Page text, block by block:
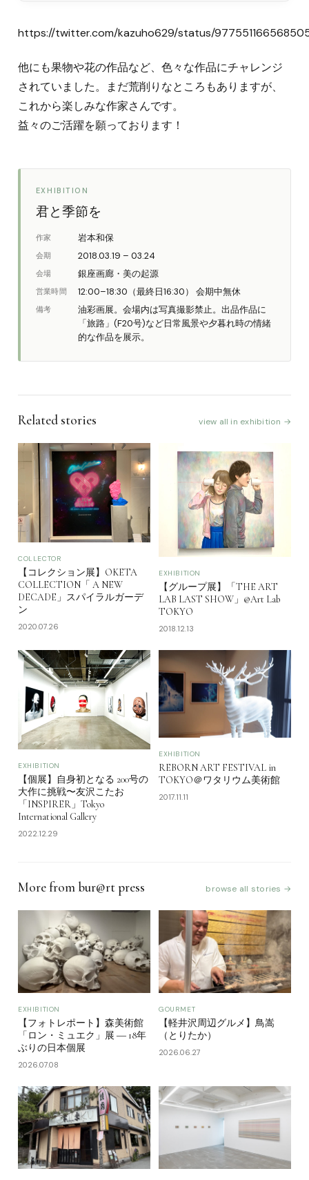
https://twitter.com/kazuho629/status/
他にも果物や花の作品など、色々な作品にチャレンジ
されていました。まだ荒削りなところもありますが、
これから楽しみな作家さんです。
益々のご活躍を願っております！
EXHIBITION
君と季節を
作家 岩本和保
会期 2018.03.19 – 03.24
会場 銀座画廊・美の起源
営業時間 12:00–18:30（最終日16:30） 会期中無休
備考
油彩画展。会場内は写真撮影禁止。出品作品に
「旅路」(F20号)など日常風景や夕暮れ時の情緒
的な作品を展示。
Related stories view all in exhibition →
COLLECTOR
【コレクション展】OKETA
COLLECTION「 A NEW
DECADE」スパイラルガーデ
ン
2020.07.26
EXHIBITION
【グループ展】「THE ART
LAB LAST SHOW」@Art Lab
TOKYO
2018.12.13
EXHIBITION
【個展】自身初となる 200号の
大作に挑戦〜友沢こたお
「INSPIRER」Tokyo
International Gallery
2022.12.29
EXHIBITION
REBORN ART FESTIVAL in
TOKYO＠ワタリウム美術館
2017.11.11
More from bur@rt press browse all stories →
EXHIBITION
【フォトレポート】森美術館
「ロン・ミュエク」展 ― 18年
ぶりの日本個展
2026.07.08
GOURMET
【軽井沢周辺グルメ】鳥嵩
（とりたか）
2026.06.27